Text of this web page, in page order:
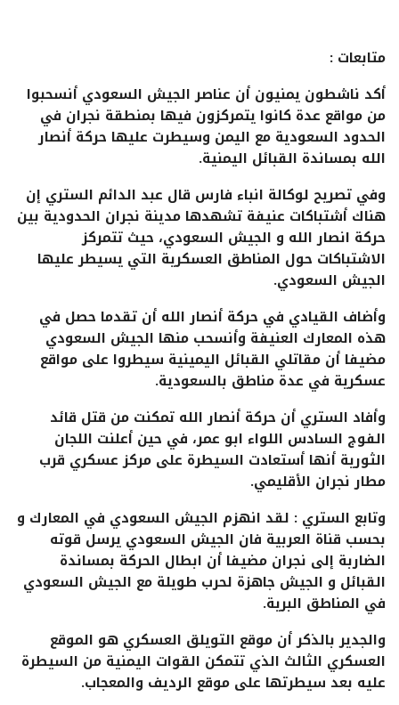
متابعات :
أكد ناشطون يمنيون أن عناصر الجيش السعودي أنسحبوا
من مواقع عدة كانوا يتمركزون فيها بمنطقة نجران في
الحدود السعودية مع اليمن وسيطرت عليها حركة أنصار
الله بمساندة القبائل اليمنية.
وفي تصريح لوكالة انباء فارس قال عبد الدائم الستري إن
هناك أشتباكات عنيفة تشهدها مدينة نجران الحدودية بين
حركة انصار الله و الجيش السعودي، حيث تتمركز
الاشتباكات حول المناطق العسكرية التي يسيطر عليها
الجيش السعودي.
وأضاف القيادي في حركة أنصار الله أن تقدما حصل في
هذه المعارك العنيفة وأنسحب منها الجيش السعودي
مضيفا أن مقاتلي القبائل اليمينية سيطروا على مواقع
عسكرية في عدة مناطق بالسعودية.
وأفاد الستري أن حركة أنصار الله تمكنت من قتل قائد
الفوج السادس اللواء ابو عمر، في حين أعلنت اللجان
الثورية أنها أستعادت السيطرة على مركز عسكري قرب
مطار نجران الأقليمي.
وتابع الستري : لقد انهزم الجيش السعودي في المعارك و
بحسب قناة العربية فان الجيش السعودي يرسل قوته
الضاربة إلى نجران مضيفا أن ابطال الحركة بمساندة
القبائل و الجيش جاهزة لحرب طويلة مع الجيش السعودي
في المناطق البرية.
والجدير بالذكر أن موقع التويلق العسكري هو الموقع
العسكري الثالث الذي تتمكن القوات اليمنية من السيطرة
عليه بعد سيطرتها على موقع الرديف والمعجاب.